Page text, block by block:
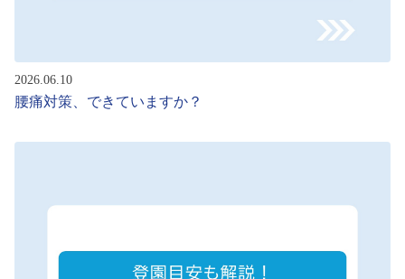
2026.06.10
腰痛対策、できていますか？